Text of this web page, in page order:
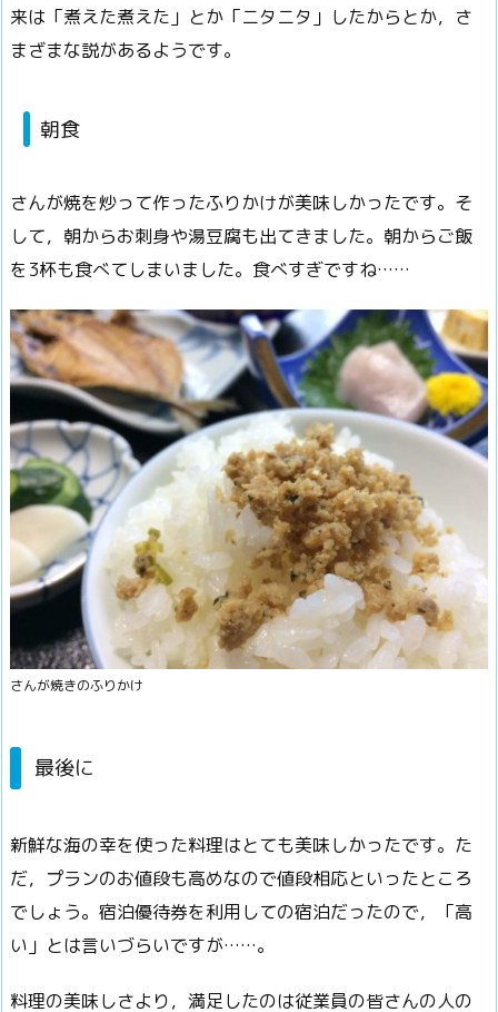
来は「煮えた煮えた」とか「ニタニタ」したからとか，さ
まざまな説があるようです。
朝食
さんが焼を炒って作ったふりかけが美味しかったです。そ
して， 朝からお刺身や湯豆腐も出てきました。朝からご飯
を3杯も食べてしまいました。 食べすぎですね……
さんが焼きのふりかけ
最後に
新鮮な海の幸を使った料理はとても美味しかったです。た
だ，プランのお値段も高めなので値段相応といったところ
でしょう。宿泊優待券を利用しての宿泊だったので，「高
い」とは言いづらいですが……。
料理の美味しさより，満足したのは従業員の皆さんの人の